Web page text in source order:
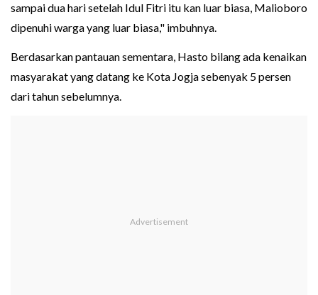
sampai dua hari setelah Idul Fitri itu kan luar biasa, Malioboro
dipenuhi warga yang luar biasa," imbuhnya.
Berdasarkan pantauan sementara, Hasto bilang ada kenaikan
masyarakat yang datang ke Kota Jogja sebenyak 5 persen
dari tahun sebelumnya.